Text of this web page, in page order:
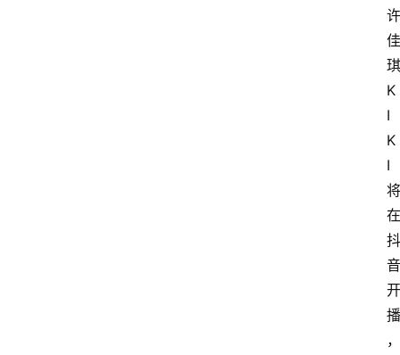
许
佳
琪
K
I
K
I
将
在
抖
音
开
播
，